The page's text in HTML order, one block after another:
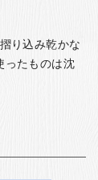
り込み乾かな
ったものは沈